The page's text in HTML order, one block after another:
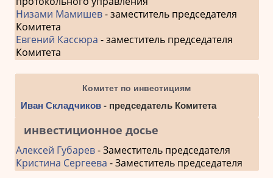
Низами Мамишев- заместитель председателя
Комитета
Евгений Кассюра - заместитель председателя
Комитета
Комитет по инвестициям
Иван Складчиков- председатель Комитета
инвестиционное досье
Алексей Губарев- Заместитель председателя
Кристина Сергеева - Заместитель председателя